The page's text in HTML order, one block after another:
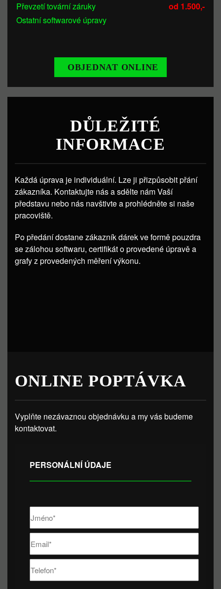
Převzetí tovární záruky
od 1.500,-
Ostatní softwarové úpravy
OBJEDNAT ONLINE
DŮLEŽITÉ
INFORMACE
Každá úprava je individuální. Lze ji přizpůsobit přání
zákazníka. Kontaktujte nás a sdělte nám Vaší
představu nebo nás navštivte a prohlédněte si naše
pracoviště.
Po předání dostane zákazník dárek ve formě pouzdra
se zálohou softwaru, certifikát o provedené úpravě a
grafy z provedených měření výkonu.
ONLINE POPTÁVKA
Vyplňte nezávaznou objednávku a my vás budeme
kontaktovat.
PERSONÁLNÍ ÚDAJE